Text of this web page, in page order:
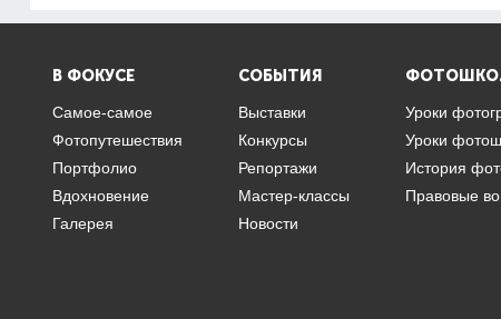
В ФОКУСЕ
Самое-самое
Фотопутешествия
Портфолио
Вдохновение
Галерея
СОБЫТИЯ
Выставки
Конкурсы
Репортажи
Мастер-классы
Новости
Уроки
Уроки
История
Правовые